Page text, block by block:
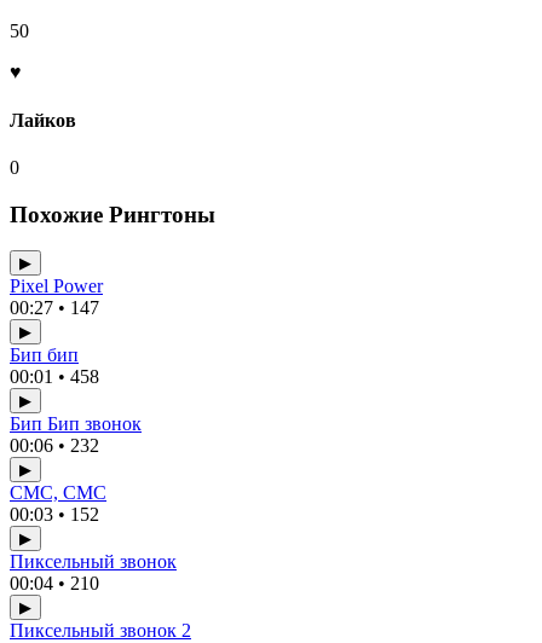
50
♥
Лайков
0
Похожие Рингтоны
▶
Pixel Power
00:27 • 147
▶
Бип бип
00:01 • 458
▶
Бип Бип звонок
00:06 • 232
▶
СМС, СМС
00:03 • 152
▶
Пиксельный звонок
00:04 • 210
▶
Пиксельный звонок 2